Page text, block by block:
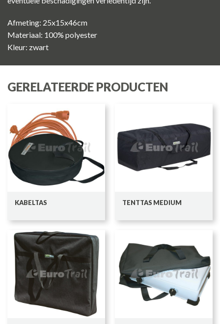
Afmeting: 25x15x46cm
Materiaal: 100% polyester
Kleur: zwart
GERELATEERDE PRODUCTEN
KABELTAS TENTTAS MEDIUM